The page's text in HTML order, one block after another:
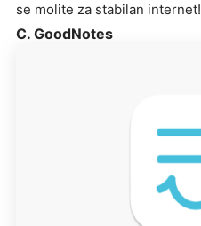
se molite za stabilan internet!
C. GoodNotes